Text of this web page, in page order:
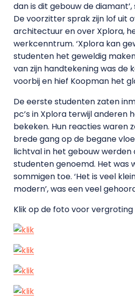
dan is dit gebouw de
De voorzitter sprak zijn lof uit
architectuur en over Xplora,
werkcenntrum. ‘Xplora kan
studenten het geweldig
van zijn handtekening was de
voorbij en hief Koopman het
De eerste studenten zaten
pc’s in Xplora terwijl anderen
bekeken. Hun reacties waren
brede gang op de begane
lichtval in het gebouw werden
studenten genoemd. Het was
sommigen toe. ‘Het is veel
modern’, was een veel
Klik op de foto voor vergroting